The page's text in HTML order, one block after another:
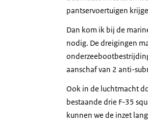
pantservoertuigen
Dan kom ik bij de
nodig. De dreigingen
aanschaf van 2 anti-
Ook in de luchtmacht
bestaande drie F-35
kunnen we de inzet